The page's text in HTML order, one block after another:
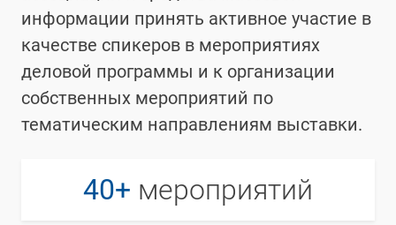
информации принять активное участие в
качестве спикеров в мероприятиях
деловой программы и к организации
собственных мероприятий по
тематическим направлениям выставки.
40+ мероприятий